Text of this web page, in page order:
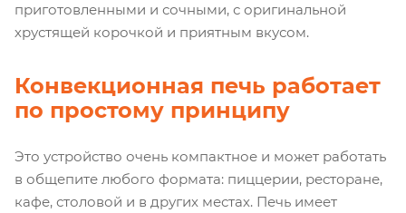
приготовленными и сочными, с оригинальной
хрустящей корочкой и приятным вкусом.
Конвекционная печь работает
по простому принципу
Это устройство очень компактное и может работать
в общепите любого формата: пиццерии, ресторане,
кафе, столовой и в других местах. Печь имеет